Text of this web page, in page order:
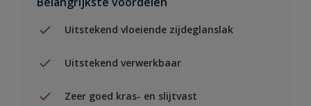
Uitstekend vloeiende zijdeglanslak
Uitstekend verwerkbaar
Zeer goed kras- en slijtvast